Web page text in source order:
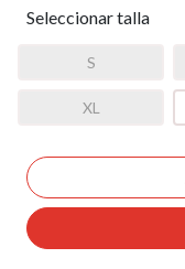
Seleccionar talla
S
XL